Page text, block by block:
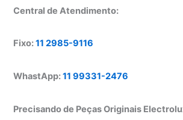
Central de Atendimento:
Fixo:11 2985-9116
WhastApp:11 99331-2476
Precisando de Peças Originais